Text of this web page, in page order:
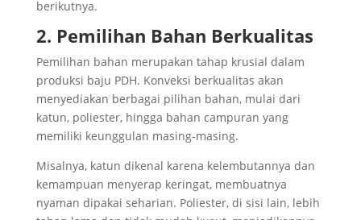
berikutnya.
2. Pemilihan Bahan Berkualitas
Pemilihan bahan merupakan tahap krusial dalam
produksi baju PDH. Konveksi berkualitas akan
menyediakan berbagai pilihan bahan, mulai dari
katun, poliester, hingga bahan campuran yang
memiliki keunggulan masing-masing.
Misalnya, katun dikenal karena kelembutannya dan
kemampuan menyerap keringat, membuatnya
nyaman dipakai seharian. Poliester, di sisi lain, lebih